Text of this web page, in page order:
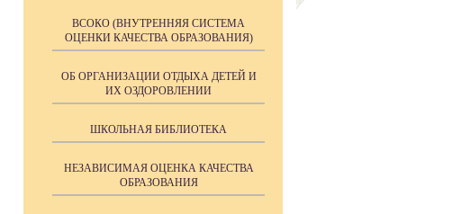
ВСОКО (ВНУТРЕННЯЯ СИСТЕМА
ОЦЕНКИ КАЧЕСТВА ОБРАЗОВАНИЯ)
ОБ ОРГАНИЗАЦИИ ОТДЫХА ДЕТЕЙ И
ИХ ОЗДОРОВЛЕНИИ
ШКОЛЬНАЯ БИБЛИОТЕКА
НЕЗАВИСИМАЯ ОЦЕНКА КАЧЕСТВА
ОБРАЗОВАНИЯ